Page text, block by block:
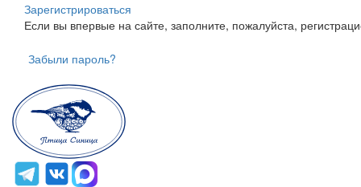
Зарегистрироваться
Если вы впервые на сайте, заполните, пожалуйста,
Забыли пароль?